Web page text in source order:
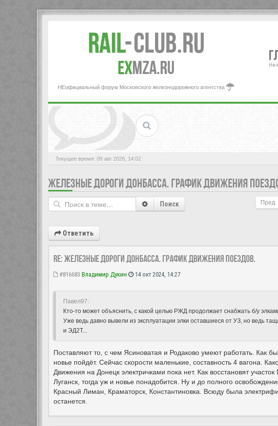
Rail-Club.RU
exMZA.RU
НЕофициальный форум Московского железнодорожного агентства
Текущее время: 09 авг 2026, 14:02
ЖЕЛЕЗНЫЕ ДОРОГИ ДОНБАССА. ГРАФИК ДВИЖЕНИЯ
Пред.
Поиск
Ответить
Re: Железные дороги Донбасса. График движения поездов.
#816683 Владимир Дукин 14 окт 2024, 14:27
Павел97:
Кто-то может объяснить, с какой целью РЖД продолжает снабжать б/у
Уже ведь давно вывели из эксплуатации элки оставшиеся от УЗ, но ведь
и ЭД2Т...
Поставляют то, с чем Ясиноватая и Родаково умеют работать. Как
новье пойдёт. Сейчас скорости маленькие, составность 4 вагона.
Движения на Донецк электричками пока нет. Как восстановят
Луганск, тогда уж и новье понадобится. Ну и до полного
Красный Лиман, Краматорск, Константиновка. Всюду была
останется.